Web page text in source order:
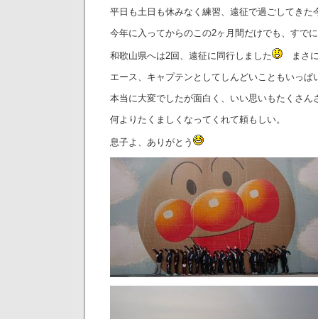
平日も土日も休みなく練習、遠征で過ごしてきた
今年に入ってからのこの2ヶ月間だけでも、すで
和歌山県へは2回、遠征に同行しました
まさ
エース、キャプテンとしてしんどいこともいっぱ
本当に大変でしたが面白く、いい思いもたくさん
何よりたくましくなってくれて頼もしい。
息子よ、ありがとう